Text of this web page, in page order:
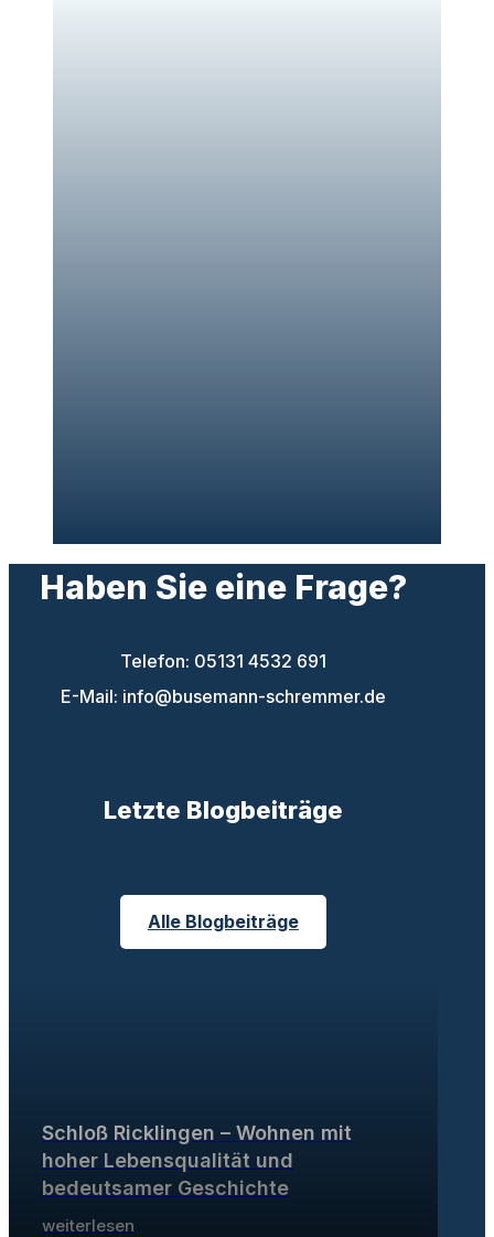
Haben Sie eine Frage?
Telefon: 05131 4532 691
E-Mail: info@busemann-schremmer.de
Letzte Blogbeiträge
Alle Blogbeiträge
Schloß Ricklingen – Wohnen mit
hoher Lebensqualität und
bedeutsamer Geschichte
weiterlesen